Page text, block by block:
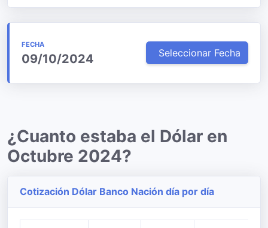
FECHA
09/10/2024 Seleccionar Fecha
¿Cuanto estaba el Dólar en
Octubre 2024?
Cotización Dólar Banco Nación día por día